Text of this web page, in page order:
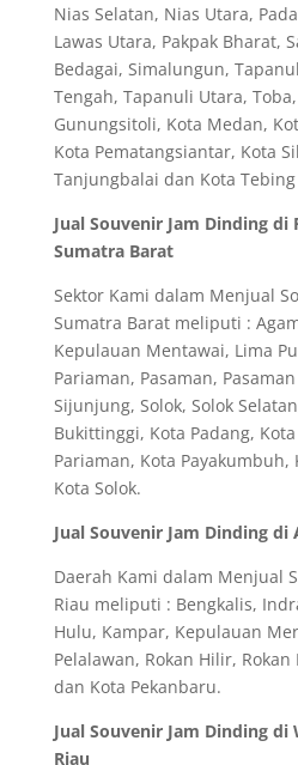
Nias Selatan, Nias Utara,
Lawas Utara, Pakpak Bharat,
Bedagai, Simalungun,
Tengah, Tapanuli Utara,
Gunungsitoli, Kota Medan,
Kota Pematangsiantar, Kota
Tanjungbalai dan Kota
Jual Souvenir Jam Dinding di
Sumatra Barat
Sektor Kami dalam Menjual
Sumatra Barat meliputi :
Kepulauan Mentawai, Lima
Pariaman, Pasaman,
Sijunjung, Solok, Solok
Bukittinggi, Kota Padang,
Pariaman, Kota
Kota Solok.
Jual Souvenir Jam Dinding di
Daerah Kami dalam Menjual
Riau meliputi : Bengkalis,
Hulu, Kampar, Kepulauan
Pelalawan, Rokan Hilir,
dan Kota Pekanbaru.
Jual Souvenir Jam Dinding di
Riau